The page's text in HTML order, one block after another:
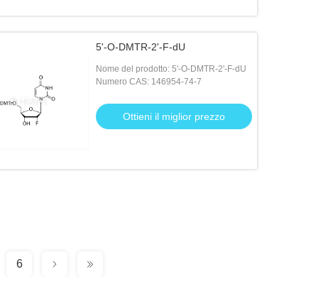
5'-O-DMTR-2'-F-dU
Nome del prodotto: 5'-O-DMTR-2'-F-dU
Numero CAS: 146954-74-7
Ottieni il miglior prezzo
6